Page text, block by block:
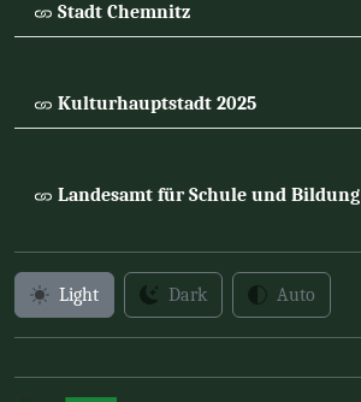
Stadt Chemnitz
Kulturhauptstadt 2025
Landesamt für Schule und Bildung
Light Dark Auto